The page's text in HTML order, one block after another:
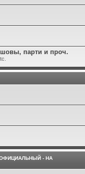
парти и проч.
- НА